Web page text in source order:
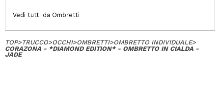
Vedi tutti da Ombretti
TOP>TRUCCO>OCCHI>OMBRETTI>OMBRETTO INDIVIDUALE>
CORAZONA - *DIAMOND EDITION* - OMBRETTO IN CIALDA -
JADE